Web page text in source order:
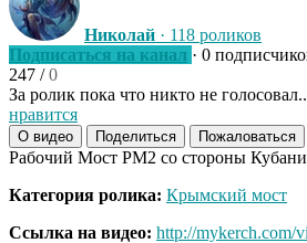
Николай · 118 роликов
Подписаться на канал · 0
247 /0
За ролик пока что никто не
нравится
О видео Поделиться Пожаловаться
Рабочий Мост РМ2 со стороны
Категория ролика: Крымский мост
Ссылка на видео: http://mykerch.com/